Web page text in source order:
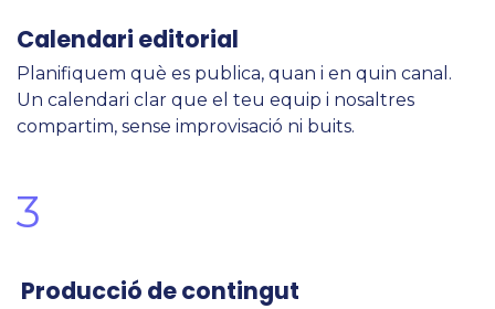
Calendari editorial
Planifiquem què es publica, quan i en quin canal.
Un calendari clar que el teu equip i nosaltres
compartim, sense improvisació ni buits.
3
Producció de contingut